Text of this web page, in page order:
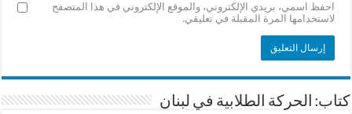
احفظ اسمي، بريدي الإلكتروني، والموقع الإلكتروني في هذا المتصفح
لاستخدامها المرة المقبلة في تعليقي.
كتاب: الحركة الطلابية في لبنان